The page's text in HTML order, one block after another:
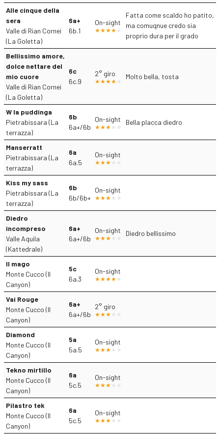
Alle cinque della
sera
Valle di Rian Cornei
(La Goletta)
6a+
6b.1
On-sight
Fatta come scaldo ho patito,
ma comuqnue credo sia
proprio dura per il grado
Bellissimo amore,
dolce nettare del
mio cuore
Valle di Rian Cornei
(La Goletta)
6c
6c.9
2° giro Molto bella, tosta
W la puddinga
Pietrabissara (La
terrazza)
6b
6a+/6b
On-sight Bella placca diedro
Manserratt
Pietrabissara (La
terrazza)
6a
6a.5
On-sight
Kiss my sass
Pietrabissara (La
terrazza)
6b
6b/6b+
On-sight
Diedro
incompreso
Valle Aquila
(Kattedrale)
6a+
6a+/6b
On-sight Diedro bellissimo
Il mago
Monte Cucco (Il
Canyon)
5c
6a.3
On-sight
Vai Rouge
Monte Cucco (Il
Canyon)
6a+
6a+/6b
2° giro
Diamond
Monte Cucco (Il
Canyon)
5a
5a.5
On-sight
Tekno mirtillo
Monte Cucco (Il
Canyon)
6a
5c.5
On-sight
Pilastro tek
Monte Cucco (Il
Canyon)
6a
5c.5
On-sight